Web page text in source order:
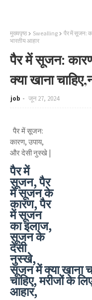
मुख्यपृष्ठ Swealling
पैर में सूजन:
भारतीय आहार
पैर में सूजन:
क्या खाना
job जून 27, 2024
पैर में सूजन:
कारण, उपाय,
और देसी नुस्खे |
पैर में
सूजन, पैर
में सूजन के
कारण, पैर
में सूजन
का इलाज,
सूजन के
देसी
नुस्खे,
सूजन में क्या खाना
चाहिए, मरीजों के
आहार,